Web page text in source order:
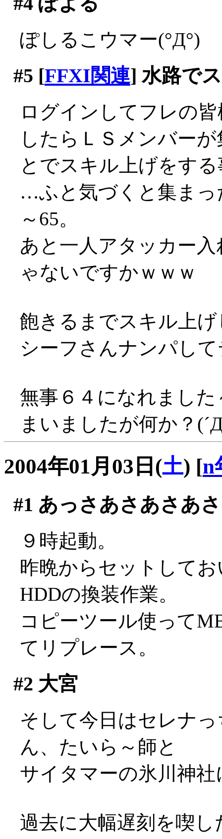
ぽしるこウマー(°Д°)
#5 [FFXI関連] 水路で
ログインしてフレの
したらＬＳメンバー
とでスキル上げをす
…ふと気づくと集まっ
～65。
あと一人アタッカー
ゃないですかｗｗｗ
飽きるまでスキル上
シーフさんナンパし
無事６４になれまし
まいましたが何か？
2004年01月03日(土) [n
#1 あっさあさあさあ
９時起動。
昨晩からセットして
HDDの換装作業。
コピーツール使って
てリプレース。
#2 大宮
そして今日はセレナ
ん、たいら～師と
サイタマーの氷川神
過去に大幅遅刻を喫